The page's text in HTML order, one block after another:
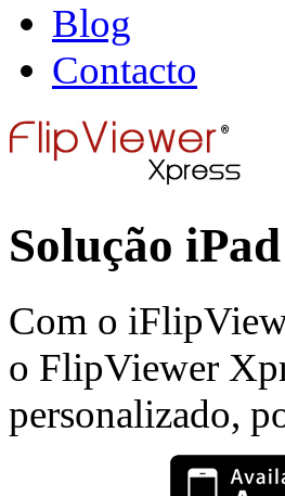
Blog
Contacto
Solução iPad
Com o
o FlipViewer
personalizado,